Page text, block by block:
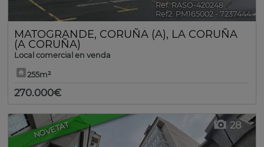
Ref. RASO-420248 🔗
Ref2. PM165002 - 7237444
MATOGRANDE, CORUÑA (A), LA CORUÑA
(A CORUÑA)
Local comercial en venda
255m²
270.000€
NOVETAT 28